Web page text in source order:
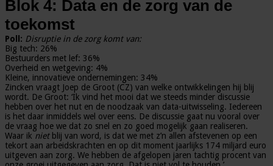
Blok 4: Data en de zorg van de
toekomst
Poll: Disruptie in de zorg komt van:
Big tech: 26%
Bestuurders met lef: 36%
Overheid en wetgeving: 4%
Kleine, innovatieve ondernemingen: 34%
Zincken vraagt Joep de Groot (CZ) van welke ontwikkelingen hij blij
wordt. De Groot: ‘Ik vind het mooi dat we steeds minder discussie
hebben over het nut en de noodzaak van data-uitwisseling. Iedereen
is het daar inmiddels wel over eens. De discussie gaat nu vooral over
de vraag hoe we dat zo snel en zo goed mogelijk gaan realiseren.
Waar ik nietblij van word, is dat we met z’n allen afstevenen op een
tekort aan arbeidskrachten en op dit moment jaarlijks 174 miljard euro
uitgeven aan zorg. We hebben de afgelopen jaren tachtig procent van